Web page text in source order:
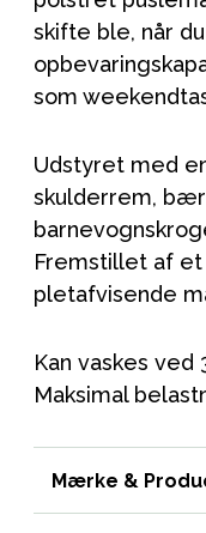
skifte ble, når
som
Udstyret med
skulderrem,
Fremstillet af
pletafvisende
Kan vaskes ved
Maksimal
Mærke &